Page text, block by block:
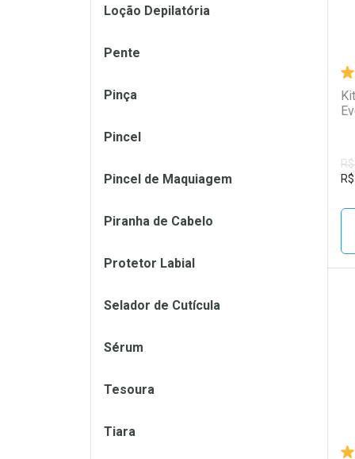
R$
Loção Depilatória
Pente
Pinça
Pincel
Pincel de Maquiagem
Piranha de Cabelo
Protetor Labial
Selador de Cutícula
Sérum
Tesoura
Tiara